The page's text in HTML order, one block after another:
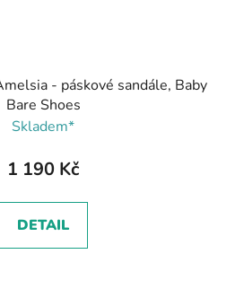
- páskové sandále, Baby
Bare Shoes
Skladem*
1 190 Kč
DETAIL